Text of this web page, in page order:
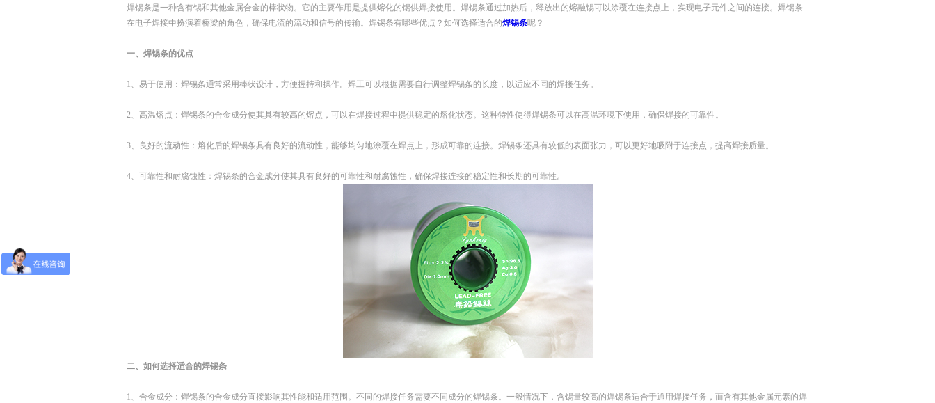
焊锡条是一种含有锡和其他金属合金的棒状物。它的主要作用是提供熔化的锡供焊接使用。焊锡条通过加热后，释放出的熔融锡可以涂覆在连接点上，实现电子元件之间的连接。焊锡条
在电子焊接中扮演着桥梁的角色，确保电流的流动和信号的传输。焊锡条有哪些优点？如何选择适合的焊锡条呢？
一、焊锡条的优点
1、易于使用：焊锡条通常采用棒状设计，方便握持和操作。焊工可以根据需要自行调整焊锡条的长度，以适应不同的焊接任务。
2、高温熔点：焊锡条的合金成分使其具有较高的熔点，可以在焊接过程中提供稳定的熔化状态。这种特性使得焊锡条可以在高温环境下使用，确保焊接的可靠性。
3、良好的流动性：熔化后的焊锡条具有良好的流动性，能够均匀地涂覆在焊点上，形成可靠的连接。焊锡条还具有较低的表面张力，可以更好地吸附于连接点，提高焊接质量。
4、可靠性和耐腐蚀性：焊锡条的合金成分使其具有良好的可靠性和耐腐蚀性，确保焊接连接的稳定性和长期的可靠性。
二、如何选择适合的焊锡条
1、合金成分：焊锡条的合金成分直接影响其性能和适用范围。不同的焊接任务需要不同成分的焊锡条。一般情况下，含锡量较高的焊锡条适合于通用焊接任务，而含有其他金属元素的焊